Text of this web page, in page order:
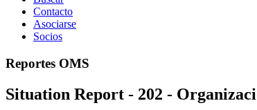
Contacto
Asociarse
Socios
Reportes OMS
Situation Report - 202 -